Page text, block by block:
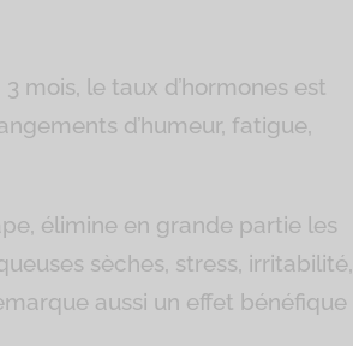
mois, le taux d’hormones est
d’humeur, fatigue,
élimine en grande partie les
sèches, stress, irritabilité,
aussi un effet bénéfique